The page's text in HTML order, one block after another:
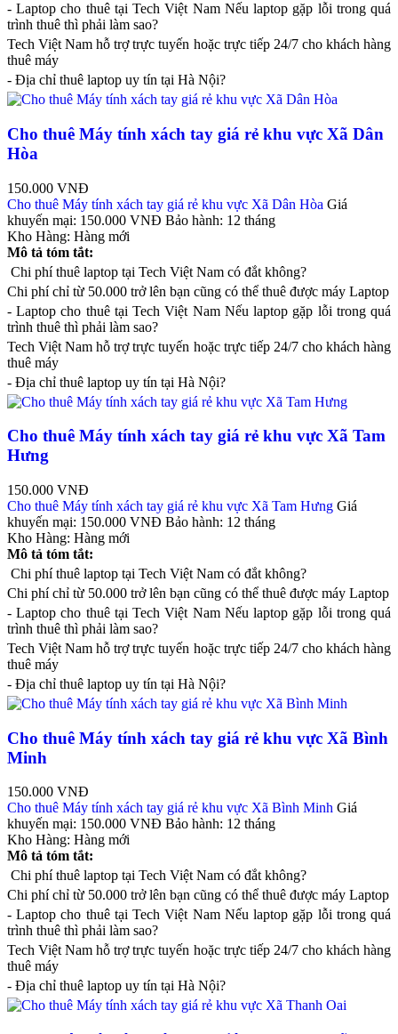
- Laptop cho thuê tại Tech Việt Nam Nếu laptop gặp lỗi trong quá
trình thuê thì phải làm sao?
Tech Việt Nam hỗ trợ trực tuyến hoặc trực tiếp 24/7 cho khách hàng
thuê máy
- Địa chỉ thuê laptop uy tín tại Hà Nội?
Cho thuê Máy tính xách tay giá rẻ khu vực Xã Dân
Hòa
150.000 VNĐ
Cho thuê Máy tính xách tay giá rẻ khu vực Xã Dân Hòa Giá
khuyến mại: 150.000 VNĐ Bảo hành: 12 tháng
Kho Hàng: Hàng mới
Mô tả tóm tắt:
Chi phí thuê laptop tại Tech Việt Nam có đắt không?
Chi phí chỉ từ 50.000 trở lên bạn cũng có thể thuê được máy Laptop
- Laptop cho thuê tại Tech Việt Nam Nếu laptop gặp lỗi trong quá
trình thuê thì phải làm sao?
Tech Việt Nam hỗ trợ trực tuyến hoặc trực tiếp 24/7 cho khách hàng
thuê máy
- Địa chỉ thuê laptop uy tín tại Hà Nội?
Cho thuê Máy tính xách tay giá rẻ khu vực Xã Tam
Hưng
150.000 VNĐ
Cho thuê Máy tính xách tay giá rẻ khu vực Xã Tam Hưng Giá
khuyến mại: 150.000 VNĐ Bảo hành: 12 tháng
Kho Hàng: Hàng mới
Mô tả tóm tắt:
Chi phí thuê laptop tại Tech Việt Nam có đắt không?
Chi phí chỉ từ 50.000 trở lên bạn cũng có thể thuê được máy Laptop
- Laptop cho thuê tại Tech Việt Nam Nếu laptop gặp lỗi trong quá
trình thuê thì phải làm sao?
Tech Việt Nam hỗ trợ trực tuyến hoặc trực tiếp 24/7 cho khách hàng
thuê máy
- Địa chỉ thuê laptop uy tín tại Hà Nội?
Cho thuê Máy tính xách tay giá rẻ khu vực Xã Bình
Minh
150.000 VNĐ
Cho thuê Máy tính xách tay giá rẻ khu vực Xã Bình Minh Giá
khuyến mại: 150.000 VNĐ Bảo hành: 12 tháng
Kho Hàng: Hàng mới
Mô tả tóm tắt:
Chi phí thuê laptop tại Tech Việt Nam có đắt không?
Chi phí chỉ từ 50.000 trở lên bạn cũng có thể thuê được máy Laptop
- Laptop cho thuê tại Tech Việt Nam Nếu laptop gặp lỗi trong quá
trình thuê thì phải làm sao?
Tech Việt Nam hỗ trợ trực tuyến hoặc trực tiếp 24/7 cho khách hàng
thuê máy
- Địa chỉ thuê laptop uy tín tại Hà Nội?